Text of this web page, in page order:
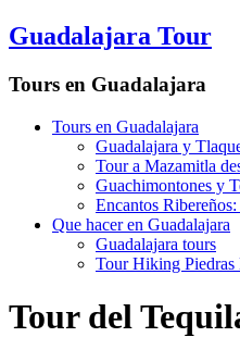
Guadalajara Tour
Tours en Guadalajara
Tours en Guadalajara
Guadalajara y
Tour a Mazamitla
Guachimontones y
Encantos
Que hacer en Guadalajara
Guadalajara tours
Tour Hiking Piedras
Tour del